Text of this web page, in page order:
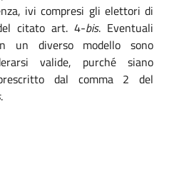
ivi compresi gli elettori di
citato art. 4-bis. Eventuali
un diverso modello sono
valide, purché siano
dal comma 2 del
.